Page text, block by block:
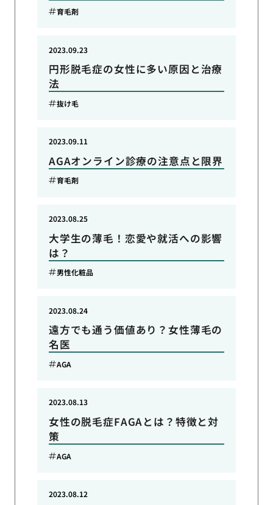
育毛剤
円形脱毛症の女性に多い原因と治療
法
2023.09.23
抜け毛
AGAオンライン診療の注意点と限界
2023.09.11
育毛剤
大学生の薄毛！恋愛や就活への影響
は？
2023.08.25
男性化粧品
遠方でも通う価値あり？女性薄毛の
名医
2023.08.24
AGA
女性の脱毛症FAGAとは？特徴と対
策
2023.08.13
AGA
2023.08.12